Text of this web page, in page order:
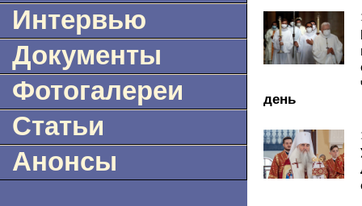
Интервью
Документы
Фотогалереи
Статьи
Анонсы
день